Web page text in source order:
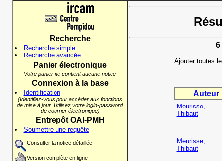
Recherche
Recherche simple
Recherche avancée
Panier électronique
Votre panier ne contient aucune notice
Connexion à la base
Identification
(Identifiez-vous pour accéder aux fonctions
de mise à jour. Utilisez votre login-password
de courrier électronique)
Entrepôt OAI-PMH
Soumettre une requête
Consulter la notice détaillée
Version complète en ligne
6
Ajouter toutes
Auteur
Meurisse,
Thibaut
Meurisse,
Thibaut